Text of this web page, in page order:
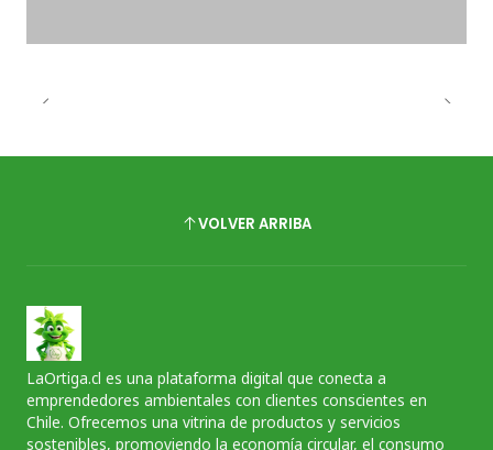
VOLVER ARRIBA
LaOrtiga.cl es una plataforma digital que conecta a
emprendedores ambientales con clientes conscientes en
Chile. Ofrecemos una vitrina de productos y servicios
sostenibles, promoviendo la economía circular, el consumo